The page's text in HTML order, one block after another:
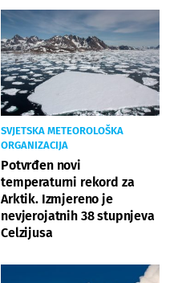
SVJETSKA METEOROLOŠKA
ORGANIZACIJA
Potvrđen novi
temperaturni rekord za
Arktik. Izmjereno je
nevjerojatnih 38 stupnjeva
Celzijusa